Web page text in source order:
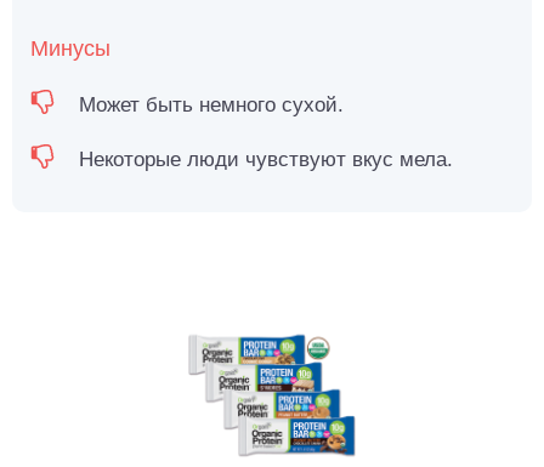
Минусы
Может быть немного сухой.
Некоторые люди чувствуют вкус мела.